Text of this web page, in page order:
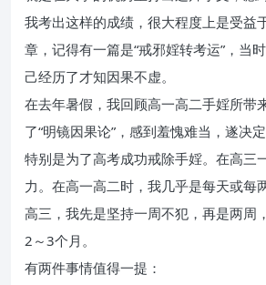
我考出这样的成绩，很大程度上是受益
章，记得有一篇是“戒邪婬转考运”，当
己经历了才知因果不虚。
在去年暑假，我回顾高一高二手婬所带
了“明镜因果论”，感到羞愧难当，遂决
特别是为了高考成功戒除手婬。在高三
力。在高一高二时，我几乎是每天或每
高三，我先是坚持一周不犯，再是两周
2～3个月。
有两件事情值得一提：